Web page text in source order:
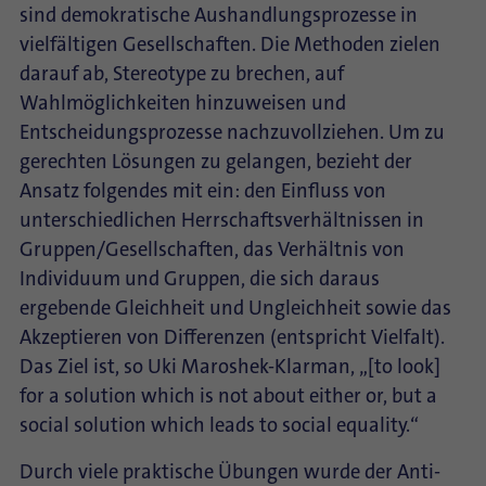
sind demokratische Aushandlungsprozesse in
vielfältigen Gesellschaften. Die Methoden zielen
darauf ab, Stereotype zu brechen, auf
Wahlmöglichkeiten hinzuweisen und
Entscheidungsprozesse nachzuvollziehen. Um zu
gerechten Lösungen zu gelangen, bezieht der
Ansatz folgendes mit ein: den Einfluss von
unterschiedlichen Herrschaftsverhältnissen in
Gruppen/Gesellschaften, das Verhältnis von
Individuum und Gruppen, die sich daraus
ergebende Gleichheit und Ungleichheit sowie das
Akzeptieren von Differenzen (entspricht Vielfalt).
Das Ziel ist, so Uki Maroshek-Klarman, „[to look]
for a solution which is not about either or, but a
social solution which leads to social equality.“
Durch viele praktische Übungen wurde der Anti-